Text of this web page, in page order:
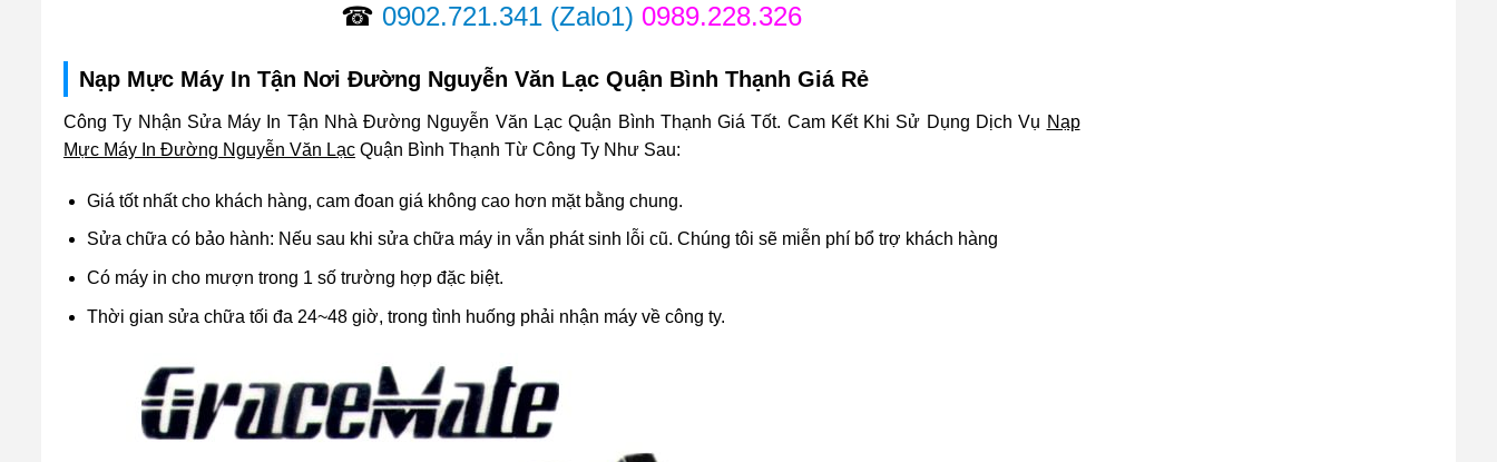
☎ 0902.721.341 (Zalo1) 0989.228.326
Nạp Mực Máy In Tận Nơi Đường Nguyễn Văn Lạc Quận Bình Thạnh Giá Rẻ
Công Ty Nhận Sửa Máy In Tận Nhà Đường Nguyễn Văn Lạc Quận Bình Thạnh Giá Tốt. Cam Kết Khi Sử Dụng Dịch Vụ Nạp
Mực Máy In Đường Nguyễn Văn Lạc Quận Bình Thạnh Từ Công Ty Như Sau:
Giá tốt nhất cho khách hàng, cam đoan giá không cao hơn mặt bằng chung.
Sửa chữa có bảo hành: Nếu sau khi sửa chữa máy in vẫn phát sinh lỗi cũ. Chúng tôi sẽ miễn phí bổ trợ khách hàng
Có máy in cho mượn trong 1 số trường hợp đặc biệt.
Thời gian sửa chữa tối đa 24~48 giờ, trong tình huống phải nhận máy về công ty.